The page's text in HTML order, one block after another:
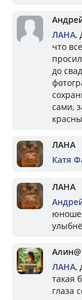
ЛАНА,
что
до
сами,
ЛАНА
Катя
ЛАНА
Алин@
ЛАНА,
такая
глаза